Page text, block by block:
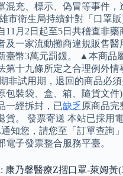
混充、標示、偽冒等事件，
市衛生局持續針對「口罩
11月2日起至5日共稽查非藥
及一家流動攤商違規販售醫
臺幣3萬元罰鍰。 ▲本商品
第十九條所定之合理例外情
非試用期，退回的商品必
包裝袋、盒、箱、隨貨文件
一經拆封，已缺乏 原商品完
貨。 發票寄送 本站已採用
知您，請您至「訂單查詢
電子發票整合服務平臺。
康乃馨醫療Z摺口罩-萊姆黃